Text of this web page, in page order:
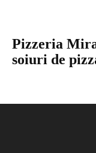
Pizzeria
soiuri de